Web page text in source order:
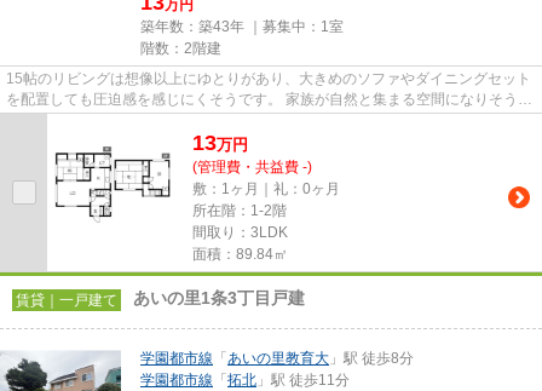
万円
築年数：築43年 ｜募集中： 1室
階数：2階建
15帖のリビングは想像以上にゆとりがあり、大きめのソファやダイニングセット
を配置しても圧迫感を感じにくそうです。 家族が自然と集まる空間になりそう
13万円
(管理費・共益費 -)
敷：1ヶ月｜礼：0ヶ月
所在階：1-2階
間取り：3LDK
面積：89.84㎡
賃貸｜一戸建て あいの里1条3丁目戸建
学園都市線 「 あいの里教育大 」駅 徒歩8分
学園都市線 「 拓北 」駅 徒歩11分